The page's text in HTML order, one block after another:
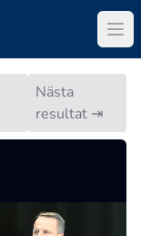
Nästa
resultat ⇥